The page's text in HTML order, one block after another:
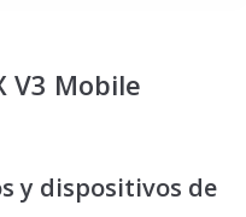
V3 Mobile
y dispositivos de